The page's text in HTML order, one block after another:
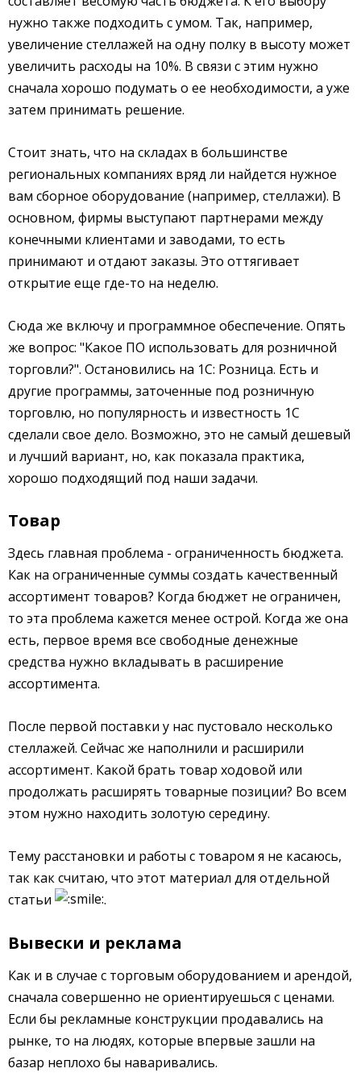
нужно также подходить с умом. Так, например,
увеличение стеллажей на одну полку в высоту может
увеличить расходы на 10%. В связи с этим нужно
сначала хорошо подумать о ее необходимости, а уже
затем принимать решение.
Стоит знать, что на складах в большинстве
региональных компаниях вряд ли найдется нужное
вам сборное оборудование (например, стеллажи). В
основном, фирмы выступают партнерами между
конечными клиентами и заводами, то есть
принимают и отдают заказы. Это оттягивает
открытие еще где-то на неделю.
Сюда же включу и программное обеспечение. Опять
же вопрос: "Какое ПО использовать для розничной
торговли?". Остановились на 1С: Розница. Есть и
другие программы, заточенные под розничную
торговлю, но популярность и известность 1С
сделали свое дело. Возможно, это не самый дешевый
и лучший вариант, но, как показала практика,
хорошо подходящий под наши задачи.
Товар
Здесь главная проблема - ограниченность бюджета.
Как на ограниченные суммы создать качественный
ассортимент товаров? Когда бюджет не ограничен,
то эта проблема кажется менее острой. Когда же она
есть, первое время все свободные денежные
средства нужно вкладывать в расширение
ассортимента.
После первой поставки у нас пустовало несколько
стеллажей. Сейчас же наполнили и расширили
ассортимент. Какой брать товар ходовой или
продолжать расширять товарные позиции? Во всем
этом нужно находить золотую середину.
Тему расстановки и работы с товаром я не касаюсь,
так как считаю, что этот материал для отдельной
статьи
.
Вывески и реклама
Как и в случае с торговым оборудованием и арендой,
сначала совершенно не ориентируешься с ценами.
Если бы рекламные конструкции продавались на
рынке, то на людях, которые впервые зашли на
базар неплохо бы наваривались.